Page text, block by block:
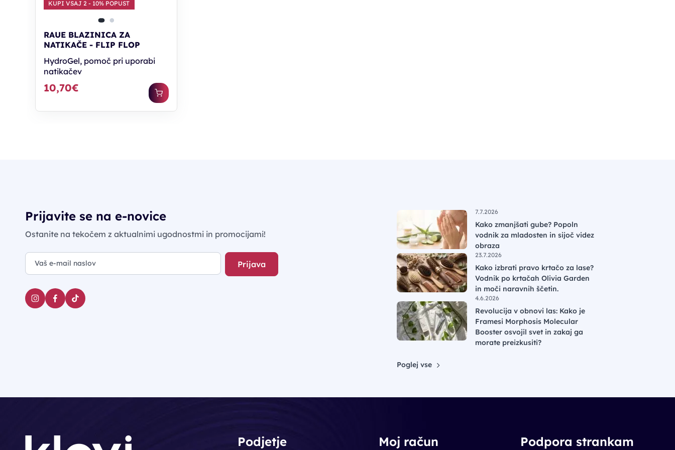
KUPI VSAJ 2 - 10% POPUST
RAUE BLAZINICA ZA
NATIKAČE - FLIP FLOP
HydroGel, pomoč pri uporabi
natikačev
10,70€
Prijavite se na e-novice
Ostanite na tekočem z aktualnimi ugodnostmi in promocijami!
Prijava
7.7.2026
Kako zmanjšati gube? Popoln
vodnik za mladosten in sijoč videz
obraza
23.7.2026
Kako izbrati pravo krtačo za lase?
Vodnik po krtačah Olivia Garden
in moči naravnih ščetin.
4.6.2026
Revolucija v obnovi las: Kako je
Framesi Morphosis Molecular
Booster osvojil svet in zakaj ga
morate preizkusiti?
Poglej vse
Podjetje Moj račun Podpora strankam